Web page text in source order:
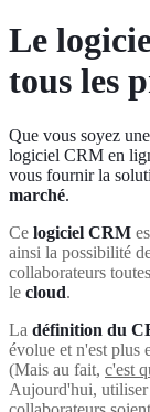
Le
tous les
Que vous soyez
logiciel CRM en
vous fournir la
marché.
Ce logiciel CRM
ainsi la possibilité
collaborateurs
le cloud.
La définition du
évolue et n'est plus
(Mais au fait, c'est
Aujourd'hui, utiliser